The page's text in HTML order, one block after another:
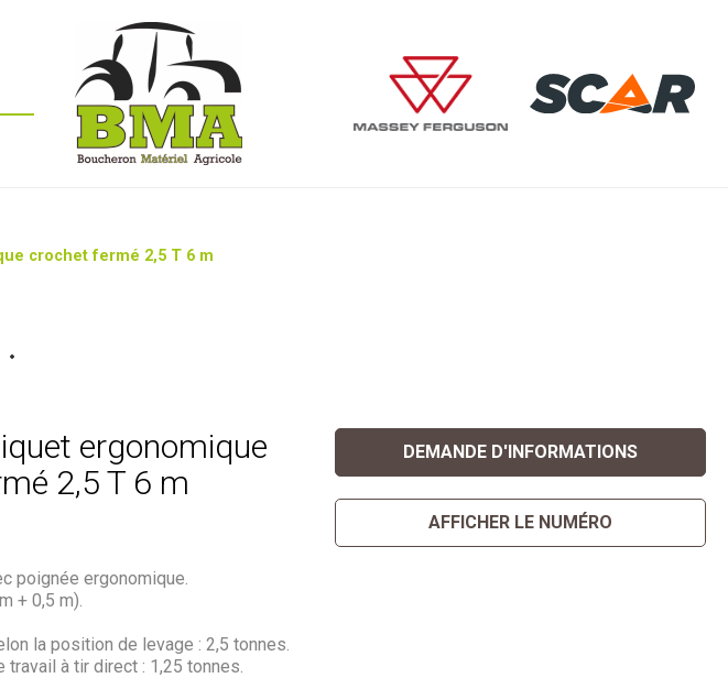
crochet fermé 2,5 T 6 m
ergonomique
2,5 T 6 m
poignée ergonomique.
+ 0,5 m).
la position de levage : 2,5 tonnes.
travail à tir direct : 1,25 tonnes.
DEMANDE D'INFORMATIONS
AFFICHER LE NUMÉRO